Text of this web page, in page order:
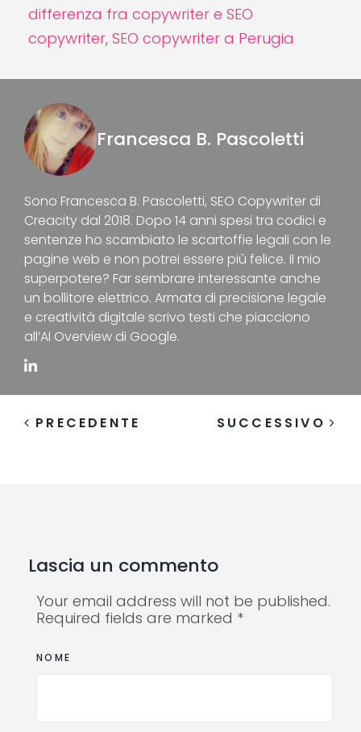
differenza fra copywriter e SEO
copywriter, SEO copywriter a Perugia
Francesca B. Pascoletti
Sono Francesca B. Pascoletti, SEO Copywriter di
Creacity dal 2018. Dopo 14 anni spesi tra codici e
sentenze ho scambiato le scartoffie legali con le
pagine web e non potrei essere più felice. Il mio
superpotere? Far sembrare interessante anche
un bollitore elettrico. Armata di precisione legale
e creatività digitale scrivo testi che piacciono
all’AI Overview di Google.
PRECEDENTE SUCCESSIVO
Lascia un commento
Your email address will not be published.
Required fields are marked *
NOME